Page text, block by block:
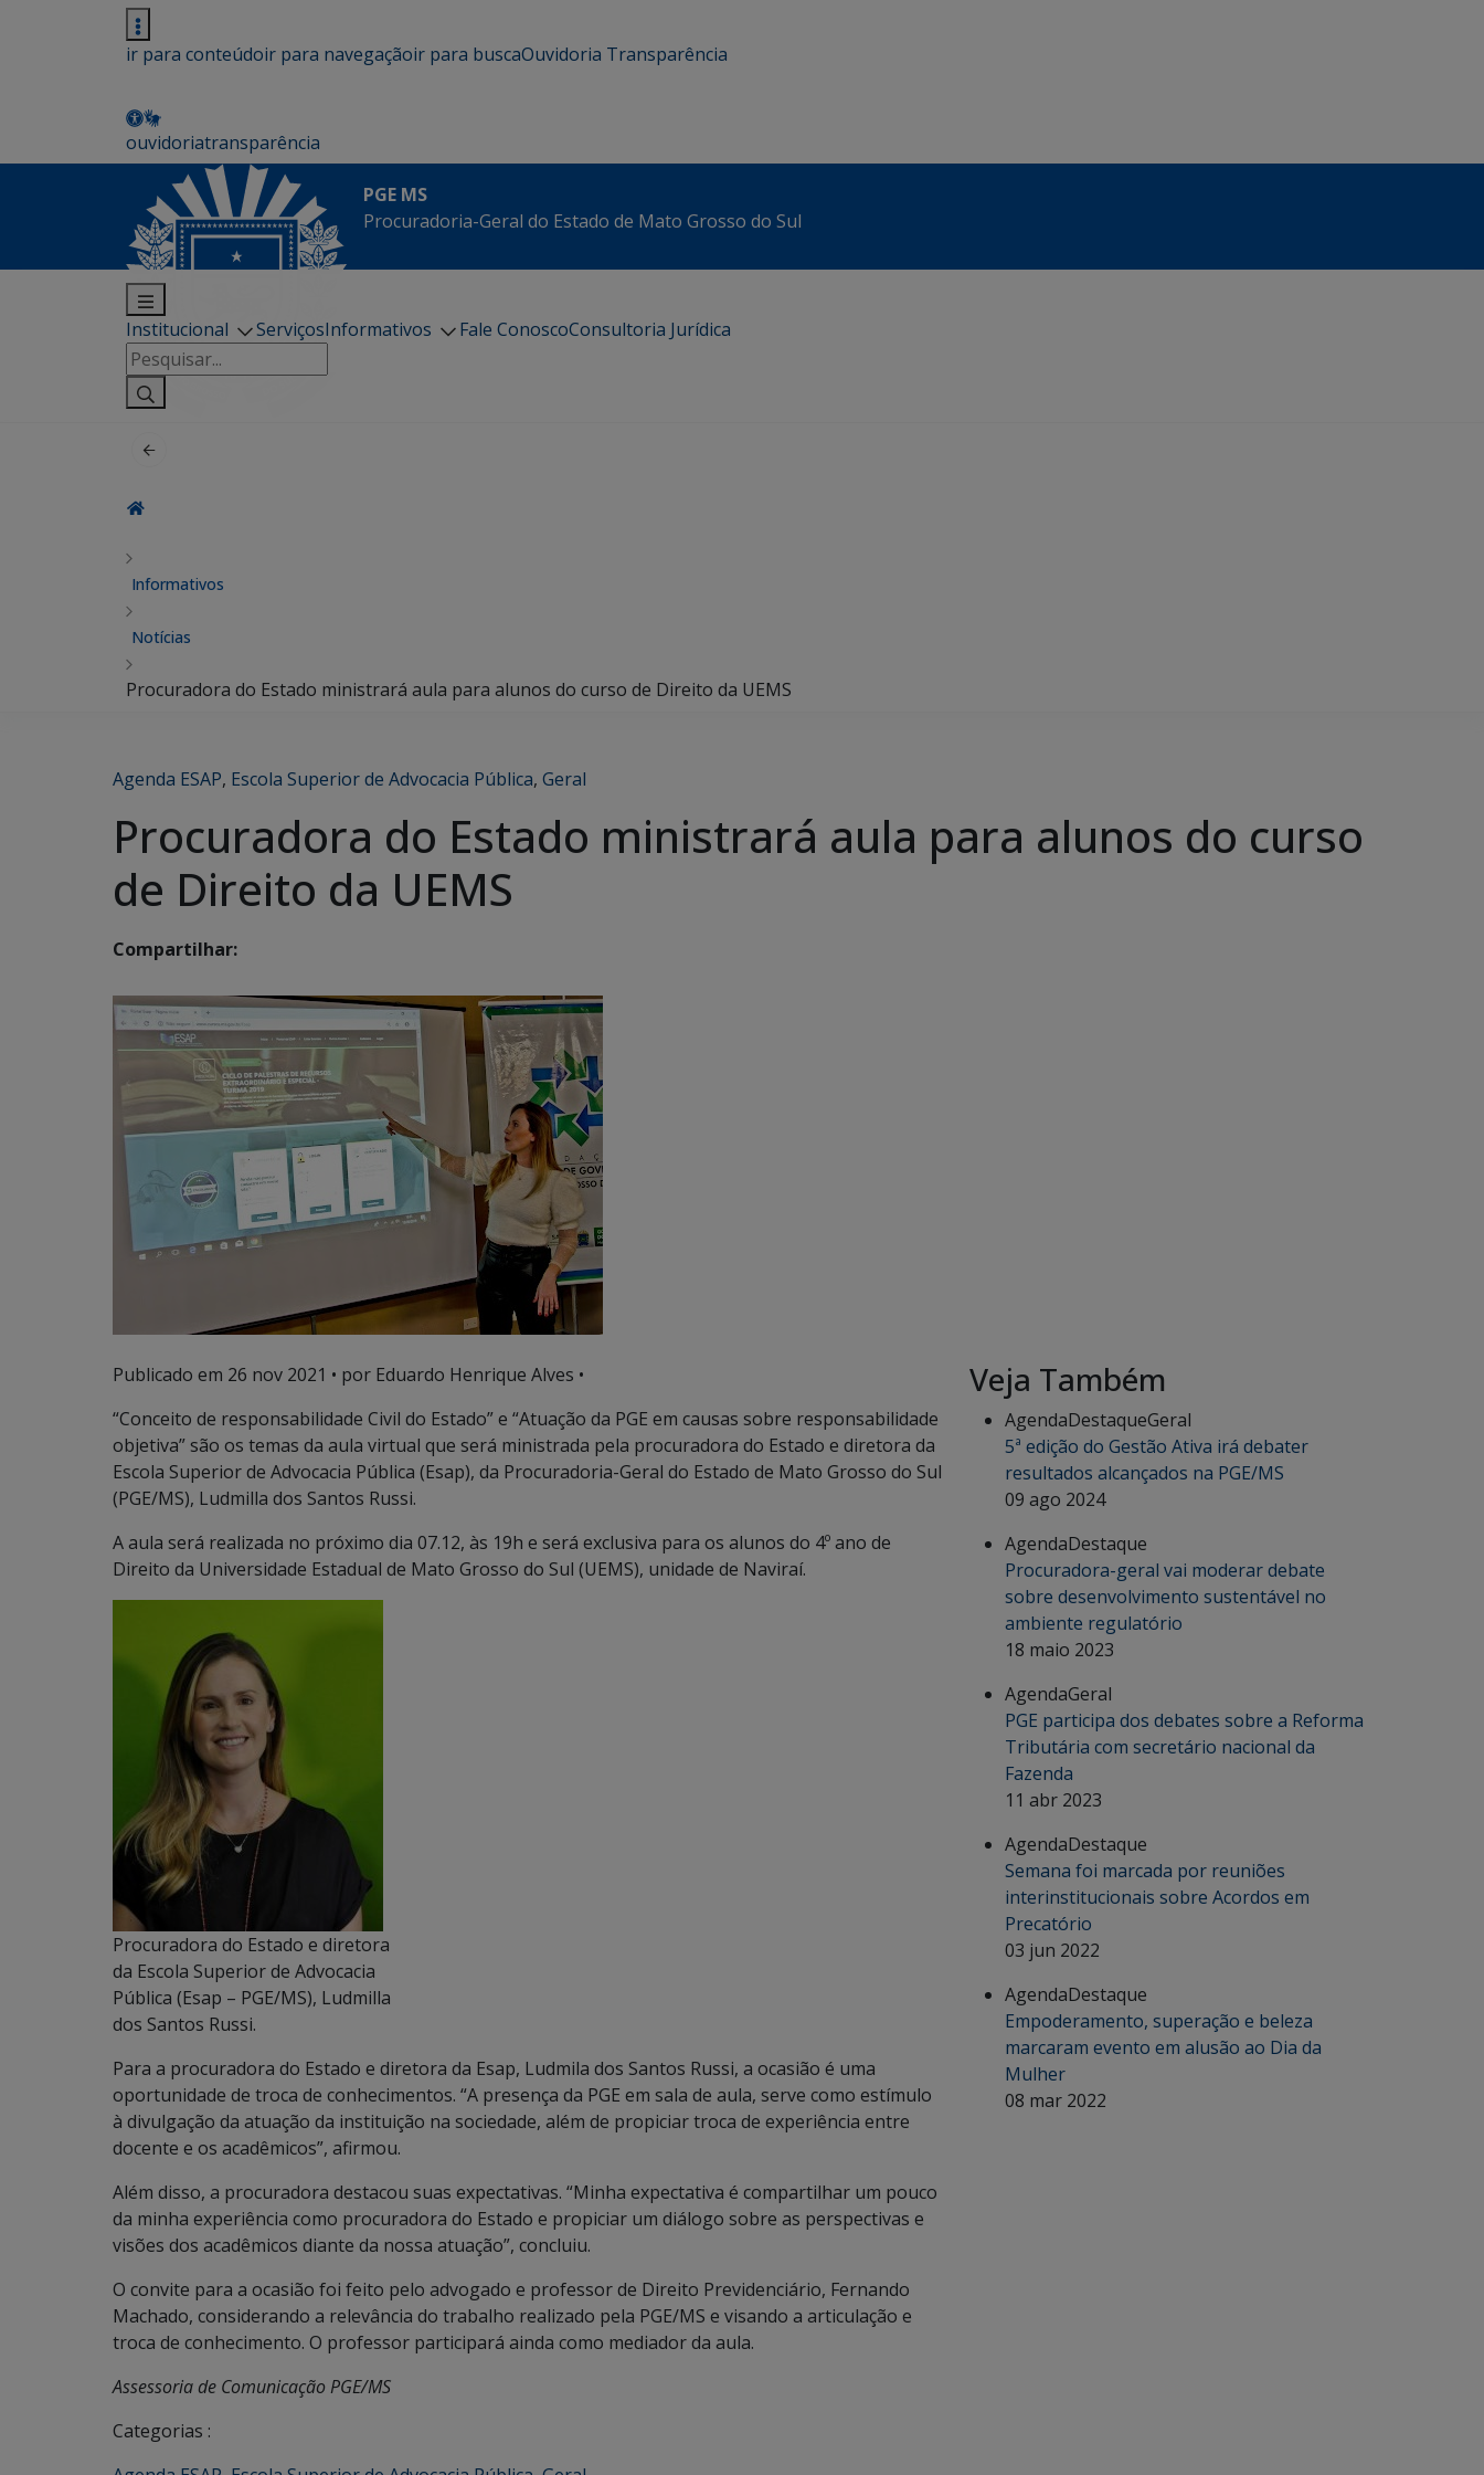
ir para conteúdoir para navegaçãoir para buscaOuvidoria Transparência
ouvidoriatransparência
PGE MS
Procuradoria-Geral do Estado de Mato Grosso do Sul
Institucional ServiçosInformativos Fale ConoscoConsultoria Jurídica
Pesquisar
por:
Informativos
Notícias
Procuradora do Estado ministrará aula para alunos do curso de Direito da UEMS
Agenda ESAP, Escola Superior de Advocacia Pública, Geral
Procuradora do Estado ministrará aula para alunos do curso
de Direito da UEMS
Compartilhar:
Publicado em 26 nov 2021 • por Eduardo Henrique Alves •
“Conceito de responsabilidade Civil do Estado” e “Atuação da PGE em causas sobre responsabilidade
objetiva” são os temas da aula virtual que será ministrada pela procuradora do Estado e diretora da
Escola Superior de Advocacia Pública (Esap), da Procuradoria-Geral do Estado de Mato Grosso do Sul
(PGE/MS), Ludmilla dos Santos Russi.
A aula será realizada no próximo dia 07.12, às 19h e será exclusiva para os alunos do 4º ano de
Direito da Universidade Estadual de Mato Grosso do Sul (UEMS), unidade de Naviraí.
Procuradora do Estado e diretora
da Escola Superior de Advocacia
Pública (Esap – PGE/MS), Ludmilla
dos Santos Russi.
Para a procuradora do Estado e diretora da Esap, Ludmila dos Santos Russi, a ocasião é uma
oportunidade de troca de conhecimentos. “A presença da PGE em sala de aula, serve como estímulo
à divulgação da atuação da instituição na sociedade, além de propiciar troca de experiência entre
docente e os acadêmicos”, afirmou.
Além disso, a procuradora destacou suas expectativas. “Minha expectativa é compartilhar um pouco
da minha experiência como procuradora do Estado e propiciar um diálogo sobre as perspectivas e
visões dos acadêmicos diante da nossa atuação”, concluiu.
O convite para a ocasião foi feito pelo advogado e professor de Direito Previdenciário, Fernando
Machado, considerando a relevância do trabalho realizado pela PGE/MS e visando a articulação e
troca de conhecimento. O professor participará ainda como mediador da aula.
Assessoria de Comunicação PGE/MS
Categorias :
Veja Também
AgendaDestaqueGeral
5ª edição do Gestão Ativa irá debater
resultados alcançados na PGE/MS
09 ago 2024
AgendaDestaque
Procuradora-geral vai moderar debate
sobre desenvolvimento sustentável no
ambiente regulatório
18 maio 2023
AgendaGeral
PGE participa dos debates sobre a Reforma
Tributária com secretário nacional da
Fazenda
11 abr 2023
AgendaDestaque
Semana foi marcada por reuniões
interinstitucionais sobre Acordos em
Precatório
03 jun 2022
AgendaDestaque
Empoderamento, superação e beleza
marcaram evento em alusão ao Dia da
Mulher
08 mar 2022